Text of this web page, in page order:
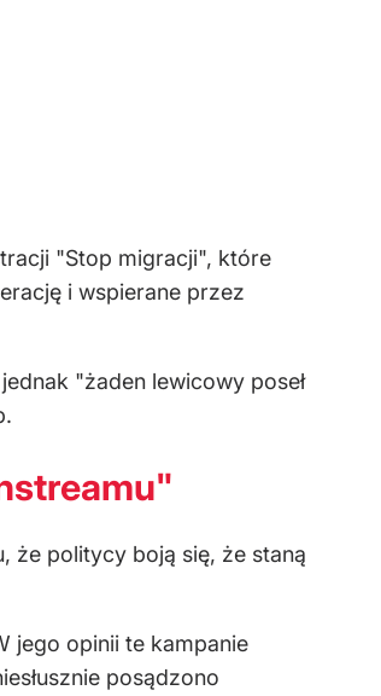
"Stop migracji", które
i wspierane przez
"żaden lewicowy poseł
że politycy boją się, że staną
jego opinii te kampanie
posądzono